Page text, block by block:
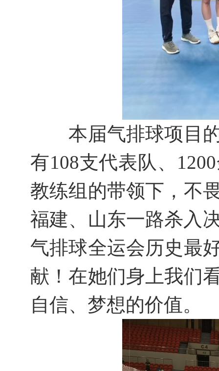
本届气排球项目
有108支代表队、
教练组的带领下，不
福建、山东一路杀入
气排球全运会历史最
献！在她们身上我们
自信、梦想的价值。